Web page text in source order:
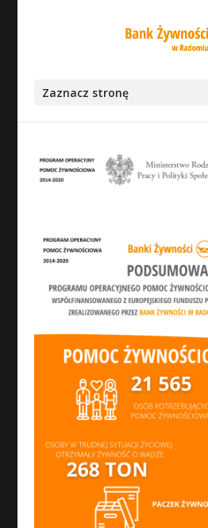
Zaznacz stronę